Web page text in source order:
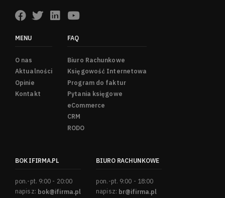
MENU
O nas
Aktualności
Opinie
Kontakt
FAQ
Biuro Rachunkowe
Księgowość Internetowa
Program do faktur
Pytania księgowe
eCommerce
CRM
RODO
BOK IFIRMA.PL
pon.-pt. 9:00 - 20:00
napisz: bok@ifirma.pl
BIURO RACHUNKOWE
pon.-pt. 9:00 - 18:00
napisz: br@ifirma.pl